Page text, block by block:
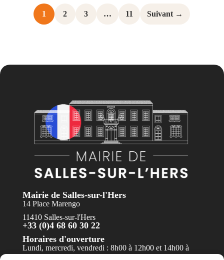
1 2 3 … 11 Suivant →
Mairie de Salles-sur-l'Hers
14 Place Marengo
11410 Salles-sur-l'Hers
+33 (0)4 68 60 30 22
Horaires d'ouverture
Lundi, mercredi, vendredi : 8h00 à 12h00 et 14h00 à